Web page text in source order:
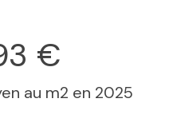
€
au m2 en 2025